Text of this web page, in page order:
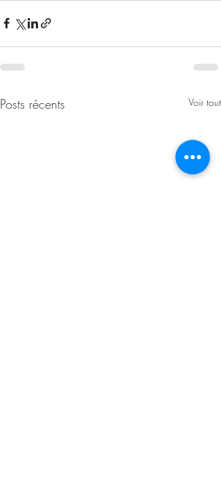
Posts récents Voir tout